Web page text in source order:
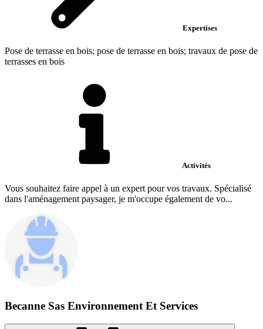
Expertises
Pose de terrasse en bois; pose de terrasse en bois; travaux de pose de
terrasses en bois
Activités
Vous souhaitez faire appel à un expert pour vos travaux. Spécialisé
dans l'aménagement paysager, je m'occupe également de vo...
Becanne Sas Environnement Et Services